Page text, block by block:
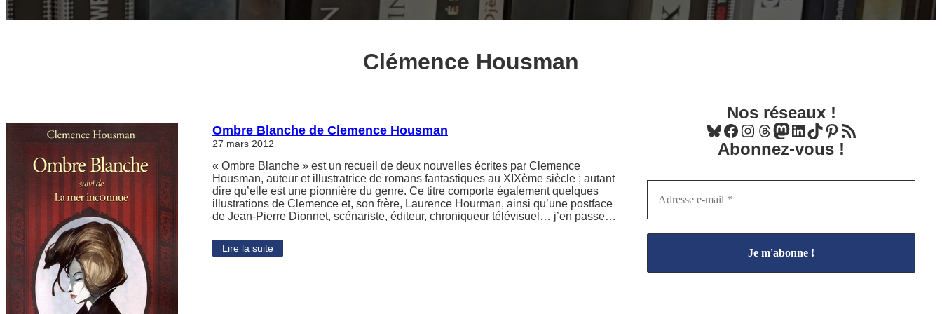
Clémence Housman
Ombre Blanche de Clemence Housman
27 mars 2012
« Ombre Blanche » est un recueil de deux nouvelles écrites par Clemence
Housman, auteur et illustratrice de romans fantastiques au XIXème siècle ; autant
dire qu’elle est une pionnière du genre. Ce titre comporte également quelques
illustrations de Clemence et, son frère, Laurence Hourman, ainsi qu’une postface
de Jean-Pierre Dionnet, scénariste, éditeur, chroniqueur télévisuel… j’en passe…
Lire la suite
Nos réseaux !
Bluesky Facebook Instagram Threads Mastodon LinkedIn TikTok Pinterest
Flux RSS
Abonnez-vous !